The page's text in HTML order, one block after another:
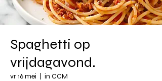
Spaghetti op
vrijdagavond.
vr 16 mei in CCM